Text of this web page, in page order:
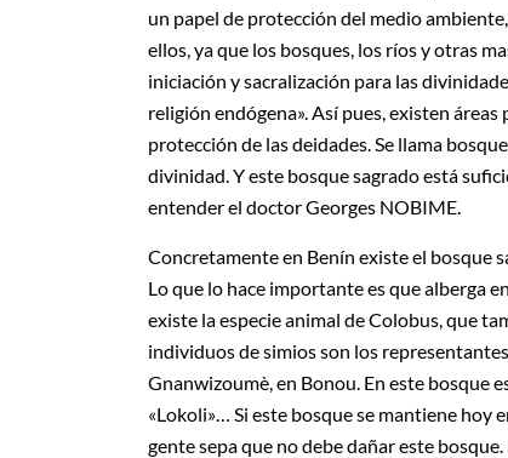
un papel de protección del medio
ellos, ya que los bosques, los ríos y otras
iniciación y sacralización para las
religión endógena». Así pues, existen
protección de las deidades. Se llama
divinidad. Y este bosque sagrado está
entender el doctor Georges NOBIME.
Concretamente en Benín existe el bosque
Lo que lo hace importante es que alberga
existe la especie animal de Colobus, que
individuos de simios son los
Gnanwizoumè, en Bonou. En este bosque
«Lokoli»… Si este bosque se mantiene hoy
gente sepa que no debe dañar este